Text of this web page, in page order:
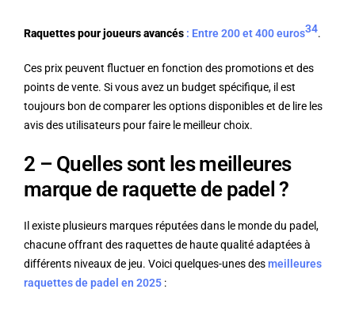
Raquettes pour joueurs avancés : Entre 200 et 400 euros34.
Ces prix peuvent fluctuer en fonction des promotions et des
points de vente. Si vous avez un budget spécifique, il est
toujours bon de comparer les options disponibles et de lire les
avis des utilisateurs pour faire le meilleur choix.
2 – Quelles sont les meilleures
marque de raquette de padel ?
Il existe plusieurs marques réputées dans le monde du padel,
chacune offrant des raquettes de haute qualité adaptées à
différents niveaux de jeu. Voici quelques-unes desmeilleures
raquettes de padel en 2025 :